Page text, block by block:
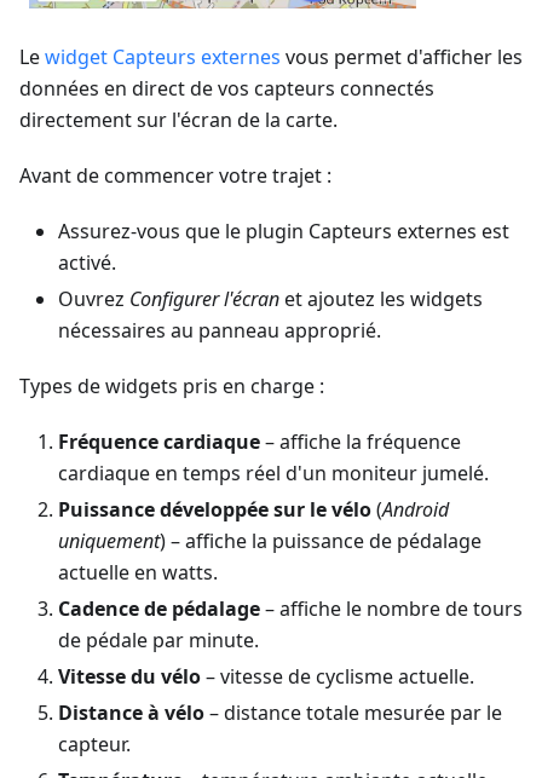
Lewidget Capteurs externes vous permet d'afficher les
données en direct de vos capteurs connectés
directement sur l'écran de la carte.
Avant de commencer votre trajet :
Assurez-vous que le plugin Capteurs externes est
activé.
Ouvrez Configurer l'écranet ajoutez les widgets
nécessaires au panneau approprié.
Types de widgets pris en charge :
Fréquence cardiaque– affiche la fréquence
cardiaque en temps réel d'un moniteur jumelé.
Puissance développée sur le vélo(Android
uniquement) – affiche la puissance de pédalage
actuelle en watts.
Cadence de pédalage– affiche le nombre de tours
de pédale par minute.
Vitesse du vélo– vitesse de cyclisme actuelle.
Distance à vélo– distance totale mesurée par le
capteur.